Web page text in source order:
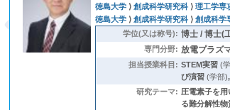
徳島大学 ⟩創成科学研究科 ⟩理工学専
徳島大学 ⟩創成科学研究科 ⟩創成科学
学位(又は称号): 博士 / 博士(
専門分野: 放電プラズ
担当授業科目: STEM実習 (
び演習 (学部),
研究テーマ: 圧電素子を
る難分解性